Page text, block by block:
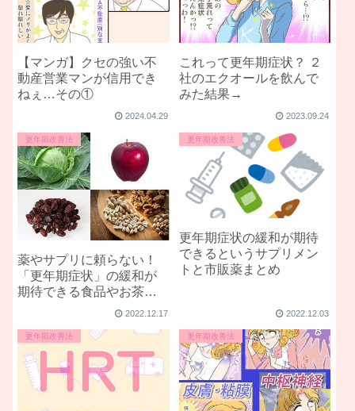
【マンガ】クセの強い不
動産営業マンが信用でき
ねぇ…その①
2024.04.29
これって更年期症状？ ２
社のエクオールを飲んで
みた結果→
2023.09.24
更年期改善法
薬やサプリに頼らない！
「更年期症状」の緩和が
期待できる食品やお茶ま
2022.12.17
更年期改善法
更年期症状の緩和が期待
できるというサプリメン
トと市販薬まとめ
2022.12.03
更年期改善法 更年期改善法